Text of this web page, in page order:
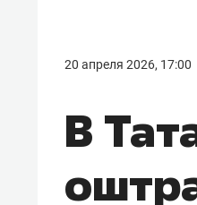
20 апреля 2026, 17:00
В